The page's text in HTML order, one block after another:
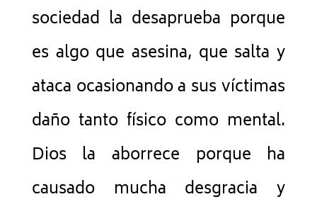
sociedad la desaprueba porque
es algo que asesina, que salta y
ataca ocasionando a sus víctimas
daño tanto físico como mental.
Dios la aborrece porque ha
causado mucha desgracia y